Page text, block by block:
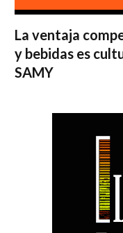
La ventaja
y bebidas es
SAMY